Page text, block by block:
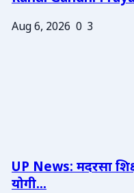
Aug 6, 2026 0 3
UP News: मदरसा
योगी...